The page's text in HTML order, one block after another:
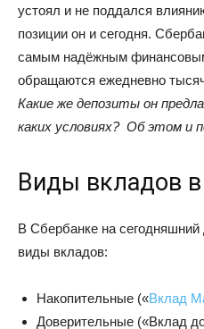
устоял и не поддался
позиции он и сегодня.
самым надёжным
обращаются ежедневно
Какие же депозиты он
каких условиях? Об этом и
Виды вкладов
В Сбербанке на
виды вкладов:
Накопительные («Вклад
Доверительные («Вклад